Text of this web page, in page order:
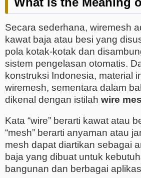
Secara sederhana, wiremesh
kawat baja atau besi yang
pola kotak-kotak dan
sistem pengelasan otomatis.
konstruksi Indonesia, material
wiremesh, sementara dalam
dikenal dengan istilah wire
Kata “wire” berarti kawat atau
“mesh” berarti anyaman atau
mesh dapat diartikan sebagai
baja yang dibuat untuk
bangunan dan berbagai